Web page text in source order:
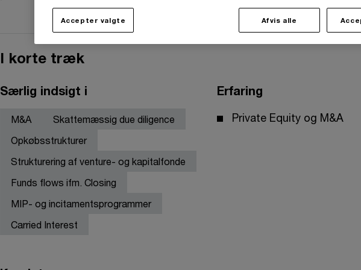
I korte træk
Særlig indsigt i
M&A
Skattemæssig due diligence
Opkøbsstrukturer
Strukturering af venture- og kapitalfonde
Funds flows ifm. Closing
MIP- og incitamentsprogrammer
Carried Interest
Erfaring
Private Equity og M&A
Accepter valgte Afvis alle